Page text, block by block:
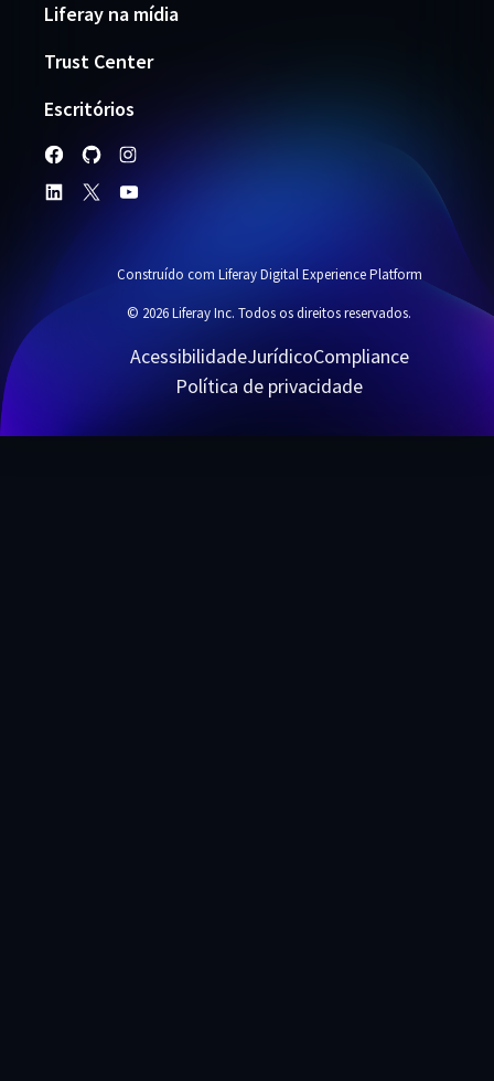
Liferay na mídia
Trust Center
Escritórios
Construído com Liferay Digital Experience Platform
© 2026 Liferay Inc. Todos os direitos reservados.
AcessibilidadeJurídicoCompliance
Política de privacidade